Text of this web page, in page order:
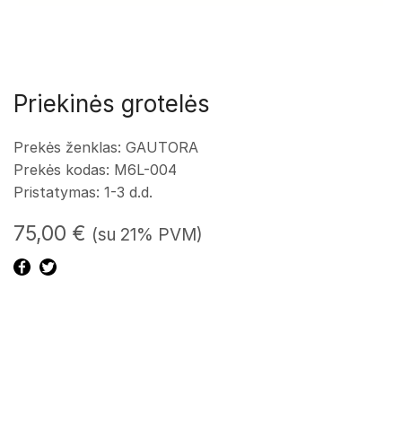
Priekinės grotelės
Prekės ženklas: GAUTORA
Prekės kodas: M6L-004
Pristatymas: 1-3 d.d.
75,00 € (su 21% PVM)